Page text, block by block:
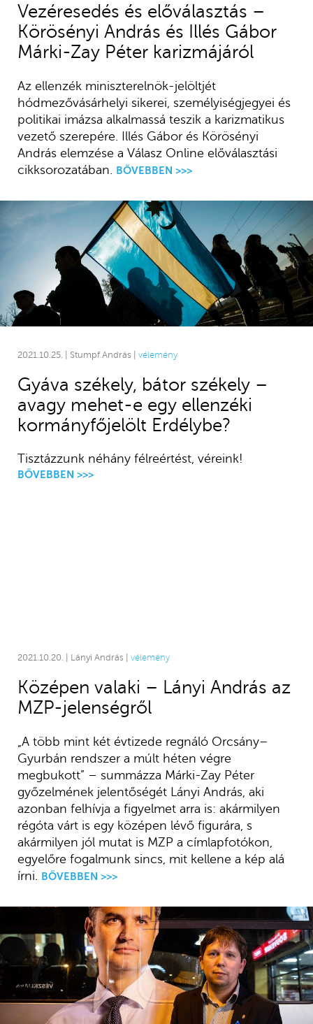
Vezéresedés és előválasztás –
Körösényi András és Illés Gábor
Márki-Zay Péter karizmájáról
Az ellenzék miniszterelnök-jelöltjét
hódmezővásárhelyi sikerei, személyiségjegyei és
politikai imázsa alkalmassá teszik a karizmatikus
vezető szerepére. Illés Gábor és Körösényi
András elemzése a Válasz Online előválasztási
cikksorozatában.
BŐVEBBEN >>>
2021.10.25. | Stumpf András | vélemény
Gyáva székely, bátor székely –
avagy mehet-e egy ellenzéki
kormányfőjelölt Erdélybe?
Tisztázzunk néhány félreértést, véreink!
BŐVEBBEN >>>
2021.10.20. | Lányi András | vélemény
Középen valaki – Lányi András az
MZP-jelenségről
„A több mint két évtizede regnáló Orcsány–
Gyurbán rendszer a múlt héten végre
megbukott” – summázza Márki-Zay Péter
győzelmének jelentőségét Lányi András, aki
azonban felhívja a figyelmet arra is: akármilyen
régóta várt is egy középen lévő figurára, s
akármilyen jól mutat is MZP a címlapfotókon,
egyelőre fogalmunk sincs, mit kellene a kép alá
írni. BŐVEBBEN >>>